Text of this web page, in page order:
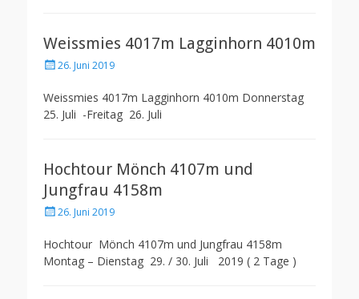
Weissmies 4017m Lagginhorn 4010m
Posted26. Juni 2019
Weissmies 4017m Lagginhorn 4010m Donnerstag
25. Juli -Freitag 26. Juli
Hochtour Mönch 4107m und
Jungfrau 4158m
Posted26. Juni 2019
Hochtour Mönch 4107m und Jungfrau 4158m
Montag – Dienstag 29. / 30. Juli 2019 ( 2 Tage )